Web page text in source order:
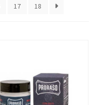
17 18